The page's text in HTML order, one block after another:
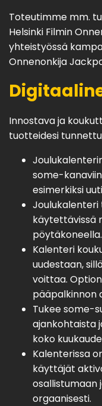
Toteutimme mm.
Helsinki Filmin
yhteistyössä
Onnenonkija
Innostava ja
tuotteidesi
some-
esimerkiksi
Joulukalenteri
käytettävissä
pöytäkoneella.
Kalenteri
uudestaan,
voittaa.
pääpalkinnon
Tukee some-
ajankohtaista
koko
Kalenterissa
käyttäjät
osallistumaan
orgaanisesti.